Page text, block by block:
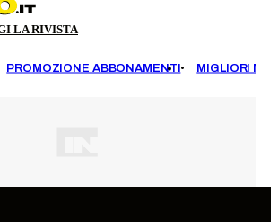
LA RIVISTA
PROMOZIONE ABBONAMENTI MIGLIORI